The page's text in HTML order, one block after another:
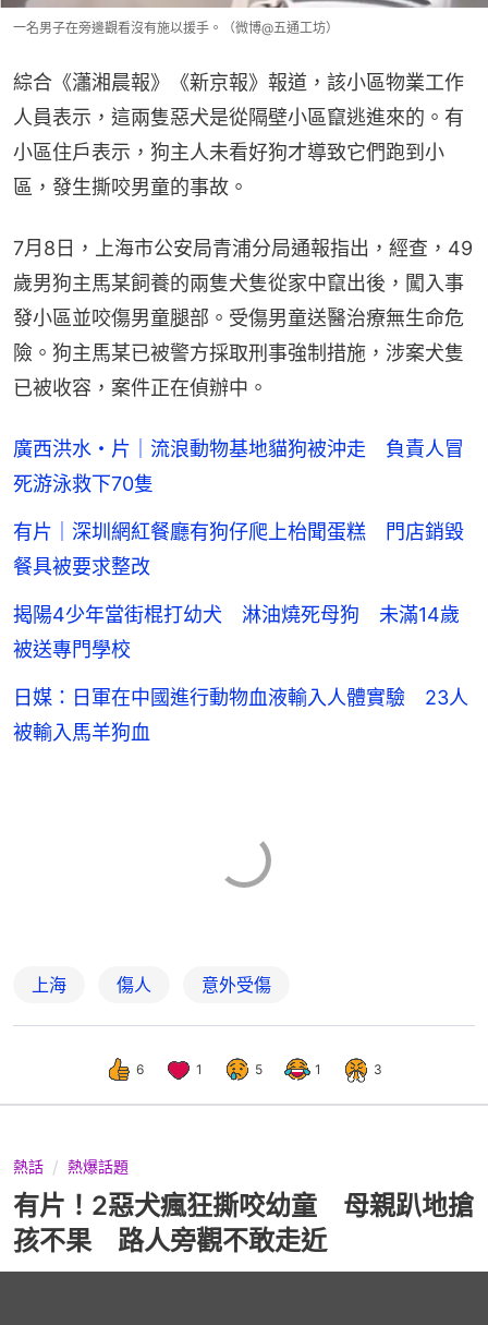
一名男子在旁邊觀看沒有施以援手。（微博@五通工坊）
綜合《瀟湘晨報》《新京報》報道，該小區物業工作
人員表示，這兩隻惡犬是從隔壁小區竄逃進來的。有
小區住戶表示，狗主人未看好狗才導致它們跑到小
區，發生撕咬男童的事故。
7月8日，上海市公安局青浦分局通報指出，經查，49
歲男狗主馬某飼養的兩隻犬隻從家中竄出後，闖入事
發小區並咬傷男童腿部。受傷男童送醫治療無生命危
險。狗主馬某已被警方採取刑事強制措施，涉案犬隻
已被收容，案件正在偵辦中。
廣西洪水・片｜流浪動物基地貓狗被沖走 負責人冒
死游泳救下70隻
有片｜深圳網紅餐廳有狗仔爬上枱聞蛋糕 門店銷毀
餐具被要求整改
揭陽4少年當街棍打幼犬 淋油燒死母狗 未滿14歲
被送專門學校
日媒：日軍在中國進行動物血液輸入人體實驗 23人
被輸入馬羊狗血
上海 傷人 意外受傷
6 1 5 1 3
熱話 熱爆話題
有片！2惡犬瘋狂撕咬幼童 母親趴地搶
孩不果 路人旁觀不敢走近